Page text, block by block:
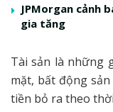
JPMorgan cảnh
gia tăng
Tài sản là những
mặt, bất động
tiền bỏ ra theo